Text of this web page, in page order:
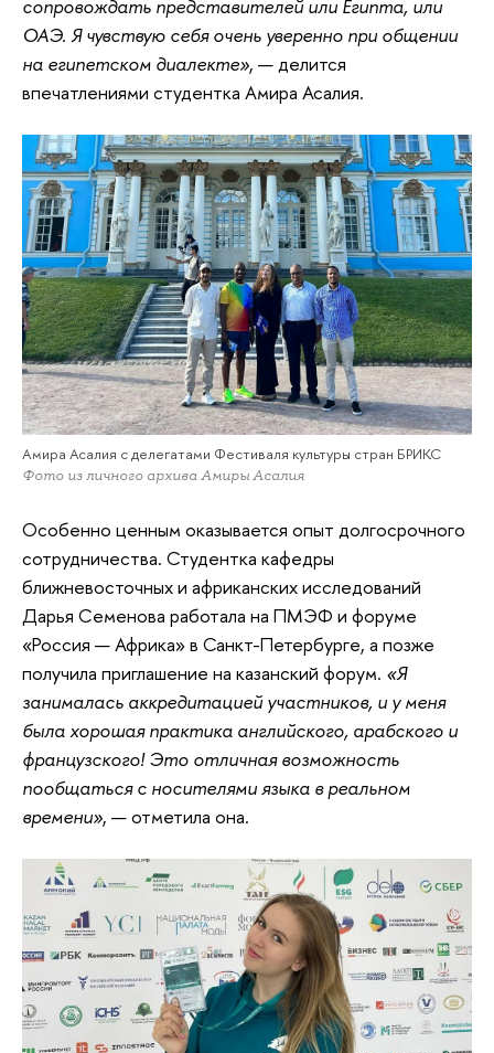
сопровождать представителей или Египта, или
ОАЭ. Я чувствую себя очень уверенно при общении
на египетском диалекте», — делится
впечатлениями студентка Амира Асалия.
Амира Асалия с делегатами Фестиваля культуры стран БРИКС
Фото из личного архива Амиры Асалия
Особенно ценным оказывается опыт долгосрочного
сотрудничества. Студентка кафедры
ближневосточных и африканских исследований
Дарья Семенова работала на ПМЭФ и форуме
«Россия — Африка» в Санкт-Петербурге, а позже
получила приглашение на казанский форум. «Я
занималась аккредитацией участников, и у меня
была хорошая практика английского, арабского и
французского! Это отличная возможность
пообщаться с носителями языка в реальном
времени», — отметила она.